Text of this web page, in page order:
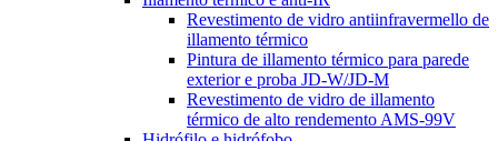
Revestimento de vidro antiinfravermello de
illamento térmico
Pintura de illamento térmico para parede
exterior e proba JD-W/JD-M
Revestimento de vidro de illamento
térmico de alto rendemento AMS-99V